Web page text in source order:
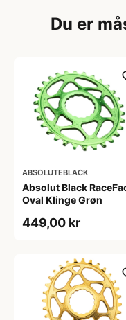
Du er
ABSOLUTEBLACK
Absolut Black
Oval Klinge Grøn
449,00 kr